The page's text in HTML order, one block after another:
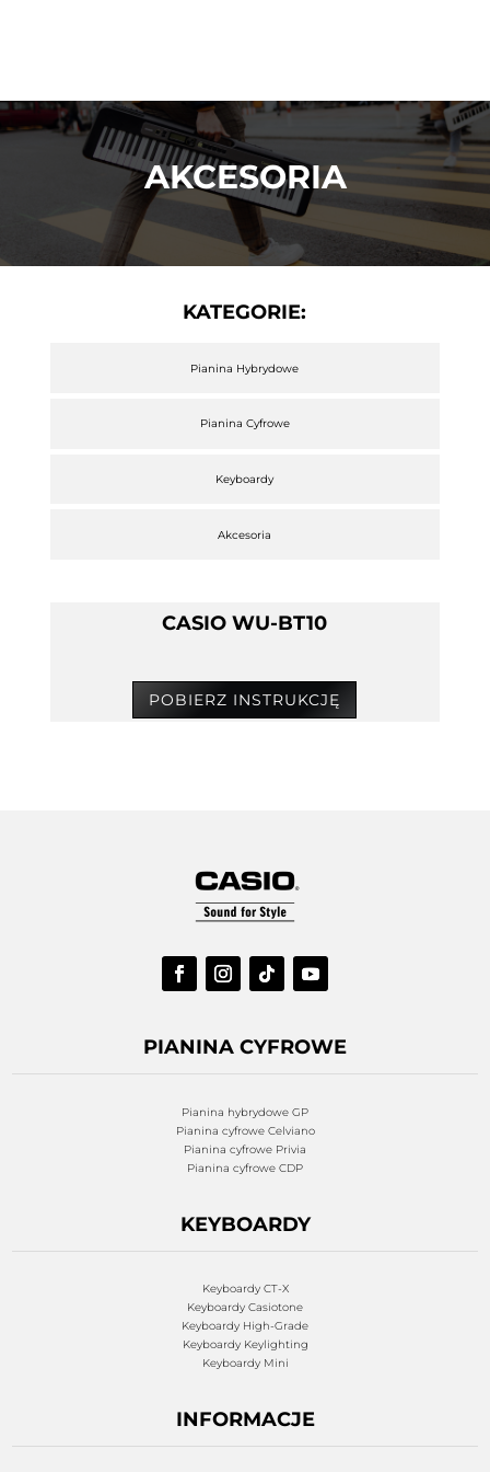
AKCESORIA
KATEGORIE:
Pianina Hybrydowe
Pianina Cyfrowe
Keyboardy
Akcesoria
CASIO WU-BT10
POBIERZ INSTRUKCJĘ
PIANINA CYFROWE
Pianina hybrydowe GP
Pianina cyfrowe Celviano
Pianina cyfrowe Privia
Pianina cyfrowe CDP
KEYBOARDY
Keyboardy CT-X
Keyboardy Casiotone
Keyboardy High-Grade
Keyboardy Keylighting
Keyboardy Mini
INFORMACJE